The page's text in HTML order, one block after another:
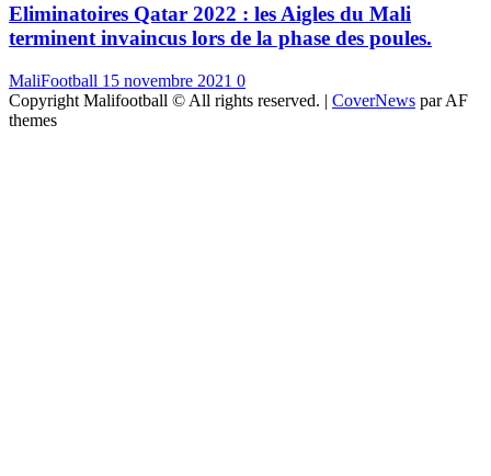
Eliminatoires Qatar 2022 : les Aigles du Mali
terminent invaincus lors de la phase des poules.
MaliFootball 15 novembre 2021 0
Copyright Malifootball © All rights reserved. | CoverNews par AF
themes